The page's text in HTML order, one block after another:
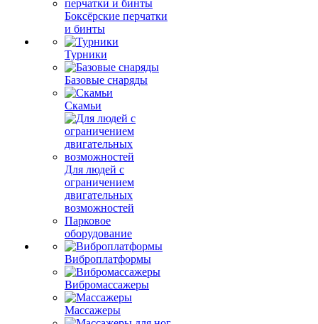
Боксёрские перчатки
и бинты
Турники
Базовые снаряды
Скамьи
Для людей с
ограничением
двигательных
возможностей
Парковое
оборудование
Виброплатформы
Вибромассажеры
Массажеры